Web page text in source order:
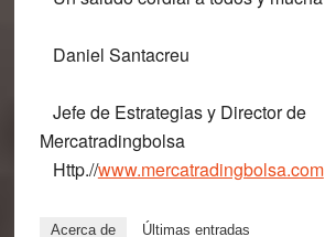
Daniel Santacreu
Jefe de Estrategias y Director de
Mercatradingbolsa
Http.//www.mercatradingbolsa.com
Acerca de Últimas entradas